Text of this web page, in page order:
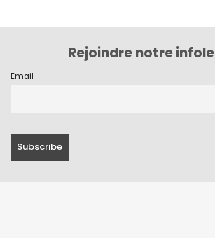
Rejoindre notre
Email